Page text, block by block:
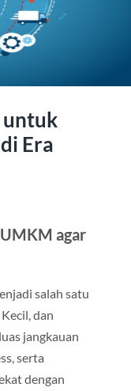
untuk
Era
agar
salah satu
dan
jangkauan
serta
dengan